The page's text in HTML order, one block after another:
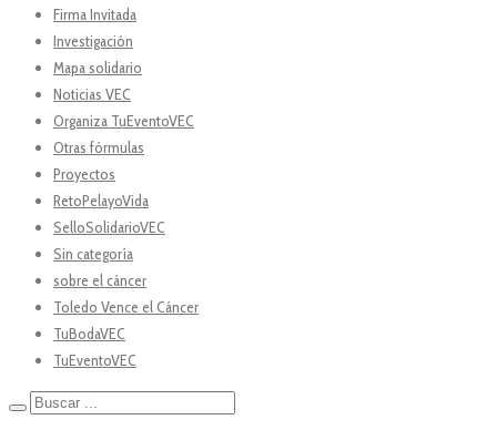
Firma Invitada
Investigación
Mapa solidario
Noticias VEC
Organiza TuEventoVEC
Otras fórmulas
Proyectos
RetoPelayoVida
SelloSolidarioVEC
Sin categoría
sobre el cáncer
Toledo Vence el Cáncer
TuBodaVEC
TuEventoVEC